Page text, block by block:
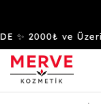
2000₺ ve Üzeri